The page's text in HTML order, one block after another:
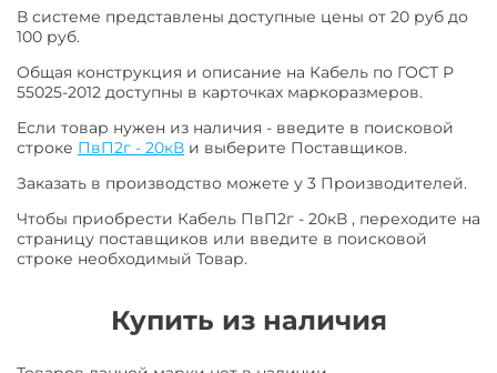
В системе представлены доступные цены от 20 руб до
100 руб.
Общая конструкция и описание на Кабель по ГОСТ Р
55025-2012 доступны в карточках маркоразмеров.
Если товар нужен из наличия - введите в поисковой
строке ПвП2г - 20кВ и выберите Поставщиков.
Заказать в производство можете у 3 Производителей.
Чтобы приобрести Кабель ПвП2г - 20кВ , переходите на
страницу поставщиков или введите в поисковой
строке необходимый Товар.
Купить из наличия